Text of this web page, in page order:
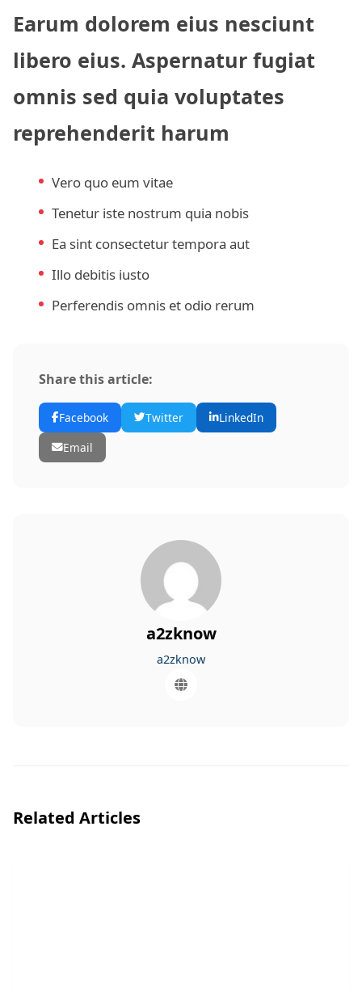
Earum dolorem eius nesciunt
libero eius. Aspernatur fugiat
omnis sed quia voluptates
reprehenderit harum
Vero quo eum vitae
Tenetur iste nostrum quia nobis
Ea sint consectetur tempora aut
Illo debitis iusto
Perferendis omnis et odio rerum
Share this article:
Facebook Twitter
LinkedIn
Email
a2zknow
a2zknow
Related Articles